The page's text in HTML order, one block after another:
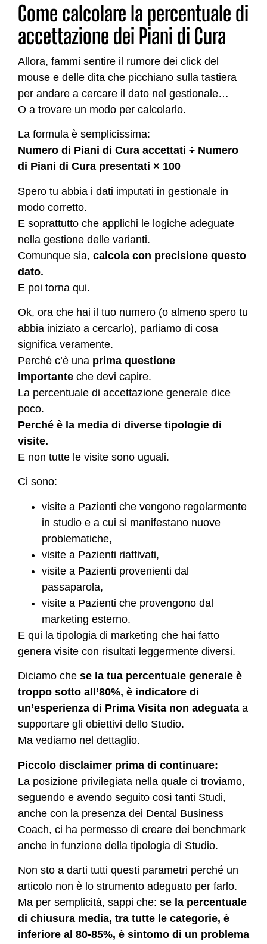
Come calcolare la percentuale di
accettazione dei Piani di Cura
Allora, fammi sentire il rumore dei click del
mouse e delle dita che picchiano sulla tastiera
per andare a cercare il dato nel gestionale…
O a trovare un modo per calcolarlo.
La formula è semplicissima:
Numero di Piani di Cura accettati ÷ Numero
di Piani di Cura presentati × 100
Spero tu abbia i dati imputati in gestionale in
modo corretto.
E soprattutto che applichi le logiche adeguate
nella gestione delle varianti.
Comunque sia, calcola con precisione questo
dato.
E poi torna qui.
Ok, ora che hai il tuo numero (o almeno spero tu
abbia iniziato a cercarlo), parliamo di cosa
significa veramente.
Perché c’è una prima questione
importante che devi capire.
La percentuale di accettazione generale dice
poco.
Perché è la media di diverse tipologie di
visite.
E non tutte le visite sono uguali.
Ci sono:
visite a Pazienti che vengono regolarmente
in studio e a cui si manifestano nuove
problematiche,
visite a Pazienti riattivati,
visite a Pazienti provenienti dal
passaparola,
visite a Pazienti che provengono dal
marketing esterno.
E qui la tipologia di marketing che hai fatto
genera visite con risultati leggermente diversi.
Diciamo che se la tua percentuale generale è
troppo sotto all’80%, è indicatore di
un’esperienza di Prima Visita non adeguata a
supportare gli obiettivi dello Studio.
Ma vediamo nel dettaglio.
Piccolo disclaimer prima di continuare:
La posizione privilegiata nella quale ci troviamo,
seguendo e avendo seguito così tanti Studi,
anche con la presenza dei Dental Business
Coach, ci ha permesso di creare dei benchmark
anche in funzione della tipologia di Studio.
Non sto a darti tutti questi parametri perché un
articolo non è lo strumento adeguato per farlo.
Ma per semplicità, sappi che: se la percentuale
di chiusura media, tra tutte le categorie, è
inferiore al 80-85%, è sintomo di un problema